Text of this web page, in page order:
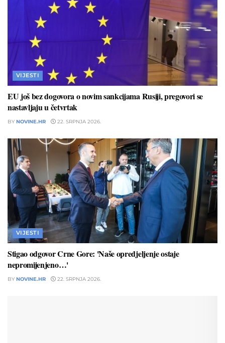
VIJESTI
EU još bez dogovora o novim sankcijama Rusiji, pregovori se
nastavljaju u četvrtak
BY NOVINE.HR 22. SRPNJA 2026.
VIJESTI
Stigao odgovor Crne Gore: 'Naše opredjeljenje ostaje
nepromijenjeno…'
BY NOVINE.HR 22. SRPNJA 2026.